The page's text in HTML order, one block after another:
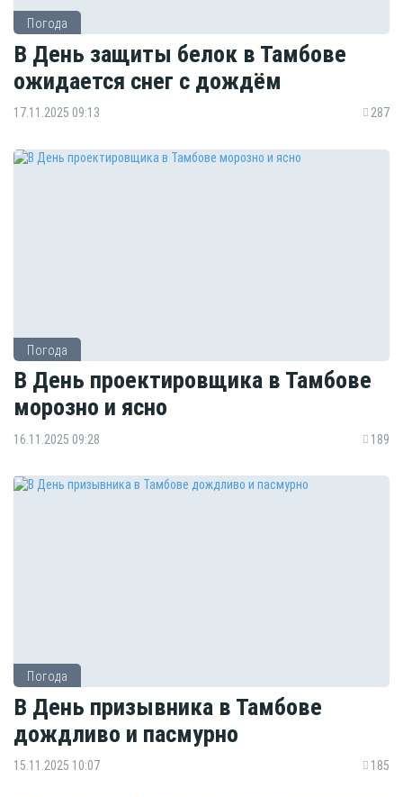
Погода
В День защиты белок в Тамбове
ожидается снег с дождём
17.11.2025 09:13 287
Погода
В День проектировщика в Тамбове
морозно и ясно
16.11.2025 09:28 189
Погода
В День призывника в Тамбове
дождливо и пасмурно
15.11.2025 10:07 185